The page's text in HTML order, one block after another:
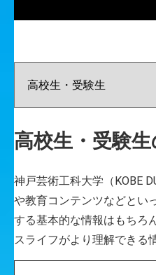
高校生・受験
神戸芸術工科大学（KOBE
や教育コンテンツなどとい
する基本的な情報はもちろ
スライフがより理解できる
卒業生向け
地域の方向け
ビジュアルデザイン学科
生
建築・環境デザイン学科
MORE